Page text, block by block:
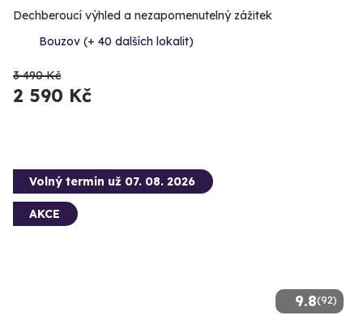
Dechberoucí výhled a nezapomenutelný zážitek
Bouzov (+ 40 dalších lokalit)
3 490 Kč
2 590 Kč
9.8(92)
Volný termín už 07. 08. 2026
AKCE